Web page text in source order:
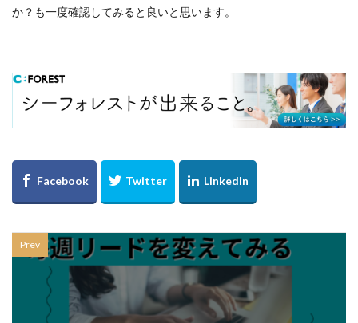
か？も一度確認してみると良いと思います。
Prev